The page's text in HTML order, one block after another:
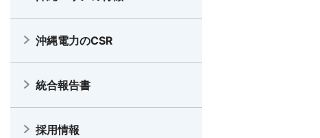
沖縄電力のCSR
統合報告書
採用情報